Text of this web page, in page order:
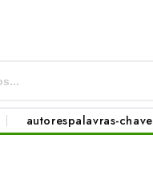
autorespalavras-chave